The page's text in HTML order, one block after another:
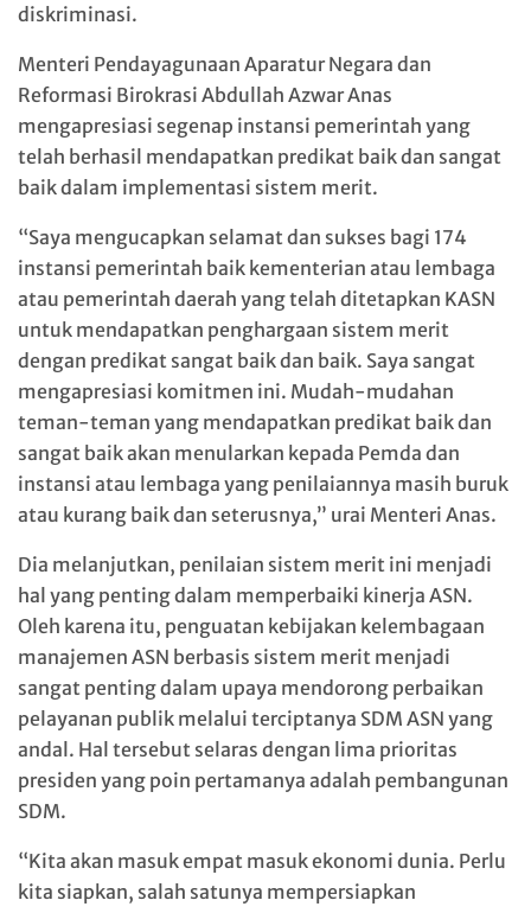
diskriminasi.
Menteri Pendayagunaan Aparatur Negara dan
Reformasi Birokrasi Abdullah Azwar Anas
mengapresiasi segenap instansi pemerintah yang
telah berhasil mendapatkan predikat baik dan sangat
baik dalam implementasi sistem merit.
“Saya mengucapkan selamat dan sukses bagi 174
instansi pemerintah baik kementerian atau lembaga
atau pemerintah daerah yang telah ditetapkan KASN
untuk mendapatkan penghargaan sistem merit
dengan predikat sangat baik dan baik. Saya sangat
mengapresiasi komitmen ini. Mudah-mudahan
teman-teman yang mendapatkan predikat baik dan
sangat baik akan menularkan kepada Pemda dan
instansi atau lembaga yang penilaiannya masih buruk
atau kurang baik dan seterusnya,” urai Menteri Anas.
Dia melanjutkan, penilaian sistem merit ini menjadi
hal yang penting dalam memperbaiki kinerja ASN.
Oleh karena itu, penguatan kebijakan kelembagaan
manajemen ASN berbasis sistem merit menjadi
sangat penting dalam upaya mendorong perbaikan
pelayanan publik melalui terciptanya SDM ASN yang
andal. Hal tersebut selaras dengan lima prioritas
presiden yang poin pertamanya adalah pembangunan
SDM.
“Kita akan masuk empat masuk ekonomi dunia. Perlu
kita siapkan, salah satunya mempersiapkan